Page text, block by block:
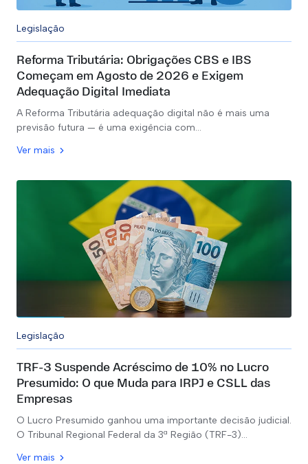
Legislação
Reforma Tributária: Obrigações CBS e IBS
Começam em Agosto de 2026 e Exigem
Adequação Digital Imediata
A Reforma Tributária adequação digital não é mais uma
previsão futura — é uma exigência com…
Ver mais
Legislação
TRF-3 Suspende Acréscimo de 10% no Lucro
Presumido: O que Muda para IRPJ e CSLL das
Empresas
O Lucro Presumido ganhou uma importante decisão judicial.
O Tribunal Regional Federal da 3ª Região (TRF-3)…
Ver mais